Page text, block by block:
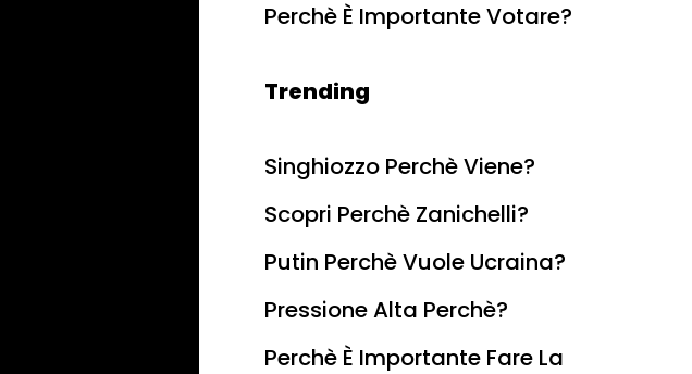
Perchè È Importante Votare?
Trending
Singhiozzo Perchè Viene?
Scopri Perchè Zanichelli?
Putin Perchè Vuole Ucraina?
Pressione Alta Perchè?
Perchè È Importante Fare La